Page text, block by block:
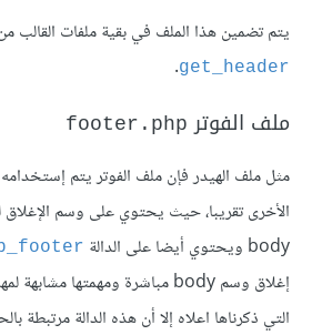
يتم تضمين هذا الملف في بقية ملفات القالب
get_header
.
ملف الفوتر footer.php
مثل ملف الهيدر فإن ملف الفوتر يتم
body ويحتوي أيضا على الدالة
إغلاق وسم body مباشرة ومهمتها مشابهة لمهمة الدالة
التي ذكرناها اعلاه إلا أن هذه الدالة مرتبطة